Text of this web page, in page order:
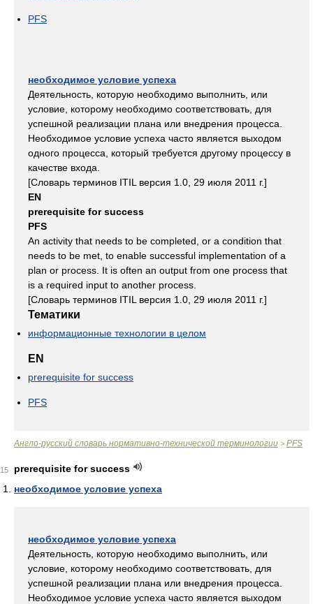
PFS
необходимое условие успеха
Деятельность, которую необходимо выполнить, или
условие, которому необходимо соответствовать, для
успешной реализации плана или внедрения процесса.
Необходимое условие успеха часто является выходом
одного процесса, который требуется другому процессу в
качестве входа.
[Словарь терминов ITIL версия 1.0, 29 июля 2011 г.]
EN
prerequisite for success
PFS
An activity that needs to be completed, or a condition that
needs to be met, to enable successful implementation of a
plan or process. It is often an output from one process that
is a required input to another process.
[Словарь терминов ITIL версия 1.0, 29 июля 2011 г.]
Тематики
информационные технологии в целом
EN
prerequisite for success
PFS
Англо-русский словарь нормативно-технической терминологии > PFS
15
prerequisite for success
необходимое условие успеха
необходимое условие успеха
Деятельность, которую необходимо выполнить, или
условие, которому необходимо соответствовать, для
успешной реализации плана или внедрения процесса.
Необходимое условие успеха часто является выходом